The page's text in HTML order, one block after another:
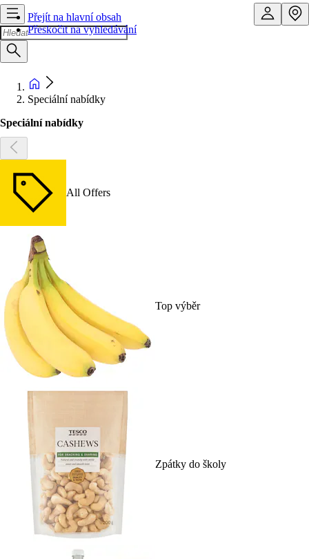
Přejít na hlavní obsah
Přeskočit na vyhledávání
Speciální nabídky
Speciální nabídky
All Offers
Top výběr
Zpátky do školy